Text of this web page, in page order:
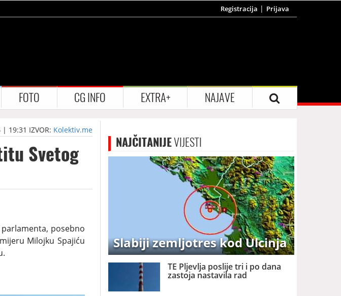
Registracija Prijava
FOTO CG INFO EXTRA+ NAJAVE
| 19:31 IZVOR: Kolektiv.me
Svetog
posebno
Milojku Spajiću
NAJČITANIJEVIJESTI
Slabiji zemljotres kod Ulcinja
TE Pljevlja poslije tri i po dana
zastoja nastavila rad